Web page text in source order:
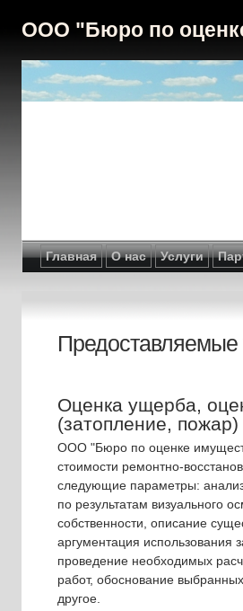
ООО "Бюро по
Главная О нас Услуги
Предоставляемые
Оценка ущерба,
(затопление, пожар)
OOO "Бюро по оценке
стоимости ремонтно-
следующие параметры:
по результатам визуального
собственности, описание
аргументация использования
проведение необходимых
работ, обоснование
другое.